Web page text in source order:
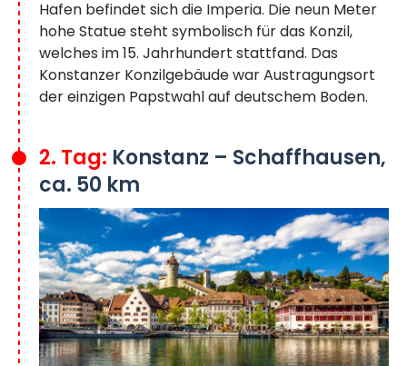
Hafen befindet sich die Imperia. Die neun Meter
hohe Statue steht symbolisch für das Konzil,
welches im 15. Jahrhundert stattfand. Das
Konstanzer Konzilgebäude war Austragungsort
der einzigen Papstwahl auf deutschem Boden.
2. Tag: Konstanz – Schaffhausen,
ca. 50 km